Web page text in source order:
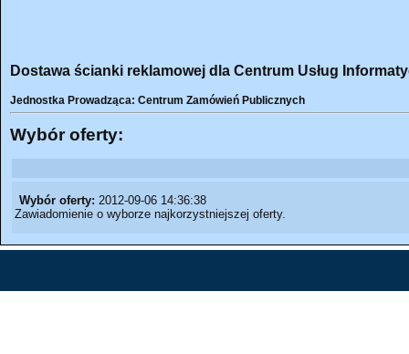
Dostawa ścianki reklamowej dla Centrum Usług
Jednostka Prowadząca: Centrum Zamówień Publicznych
Wybór oferty:
Wybór oferty: 2012-09-06 14:36:38
Zawiadomienie o wyborze najkorzystniejszej oferty.